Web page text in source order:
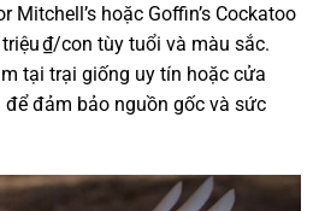
Mitchell’s hoặc Goffin’s Cockatoo
₫/con tùy tuổi và màu sắc.
tại trại giống uy tín hoặc cửa
đảm bảo nguồn gốc và sức